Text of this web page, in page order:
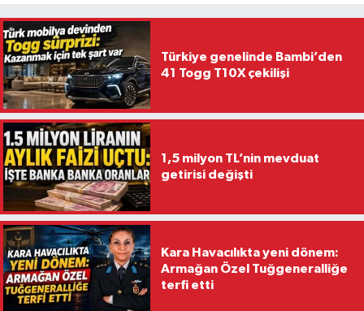
Türkiye genelinde Bambi’den
41 Togg T10X çekilişi
1,5 milyon TL’nin mevduat
getirisi değişti
Kara Havacılıkta yeni dönem:
Armağan Özel Tuğgeneralliğe
terfi etti